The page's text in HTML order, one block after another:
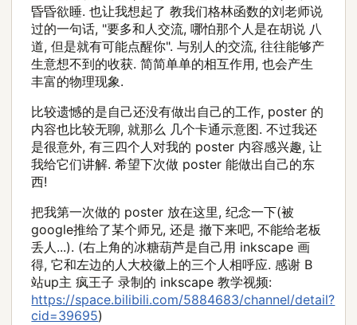
昏昏欲睡. 也让我想起了 教我们格林函数的刘老师说
过的一句话, "要多和人交流, 哪怕那个人是在胡说 八
道, 但是就有可能点醒你". 与别人的交流, 往往能够产
生意想不到的收获. 简简单单的相互作用, 也会产生
丰富的物理现象.
比较遗憾的是自己还没有做出自己的工作, poster 的
内容也比较无聊, 就那么 几个卡通示意图. 不过我还
是很意外, 有三四个人对我的 poster 内容感兴趣, 让
我给它们讲解. 希望下次做 poster 能做出自己的东
西!
把我第一次做的 poster 放在这里, 纪念一下(被
google推给了某个师兄, 还是 撤下来吧, 不能给老板
丢人...). (右上角的冰糖葫芦是自己用 inkscape 画
得, 它和左边的人大校徽上的三个人相呼应. 感谢 B
站up主 疯王子 录制的 inkscape 教学视频:
https://space.bilibili.com/5884683/channel/detail?
cid=39695)